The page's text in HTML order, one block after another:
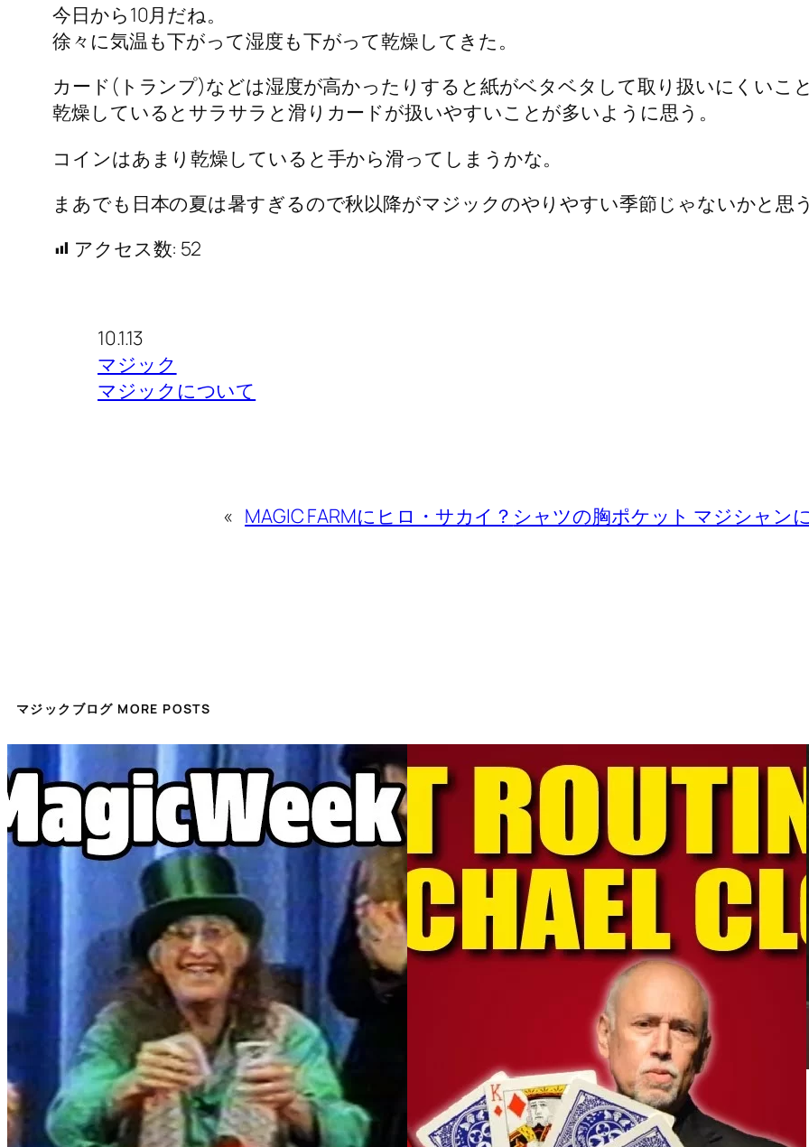
今日から10月だね。
徐々に気温も下がって湿度も下がって乾燥してきた。
カード(トランプ)などは湿度が高かったりすると紙がベタベタして取り扱いにくいこと
乾燥しているとサラサラと滑りカードが扱いやすいことが多いように思う。
コインはあまり乾燥していると手から滑ってしまうかな。
まあでも日本の夏は暑すぎるので秋以降がマジックのやりやすい季節じゃないかと思う
アクセス数: 52
10.1.13
マジック
マジックについて
« MAGIC FARMにヒロ・サカイ？ シャツの胸ポケット マジシャン
マジックブログ MORE POSTS